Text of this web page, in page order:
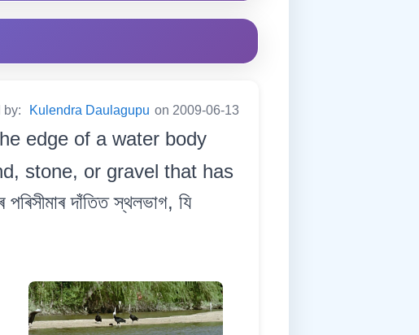
by: Kulendra Daulagupu on 2009-06-13
edge of a water body
stone, or gravel that has
দাঁতিত স্থলভাগ, যি